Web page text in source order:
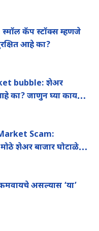
कॅप स्टॉक्स म्हणजे
आहे का?
bubble: शेअर
का? जाणुन घ्या काय
Scam:
शेअर बाजार घोटाळे
असल्यास ‘या’